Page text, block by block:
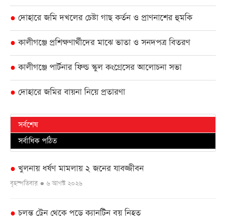
● দোহারে জমি দখলের চেষ্টা গাছ কর্তন ও প্রাণনাশের হুমকি
● কালীগঞ্জে প্রশিক্ষণার্থীদের মাঝে ভাতা ও সনদপত্র বিতরণ
● কালীগঞ্জে পার্টনার ফিল্ড স্কুল কংগ্রেসের আলোচনা সভা
● দোহারে জমির বায়না নিয়ে প্রতারণা
সর্বশেষ
সর্বাধিক পঠিত
● খুলনায় ধর্ষণ মামলায় ২ জনের যাবজ্জীবন
বৃহস্পতিবার ● ৬ আগস্ট ২০২৬
● চলন্ত ট্রেন থেকে পড়ে ক্যানটিন বয় নিহত